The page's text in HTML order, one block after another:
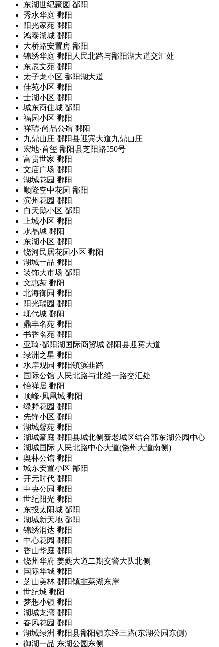
东湖世纪豪园 鄱阳
秀水华庭 鄱阳
阳光家苑 鄱阳
鸿泰湖城 鄱阳
大桥路安置房 鄱阳
锦绣华庭 鄱阳人民北路与鄱阳湖大道交汇处
东辰文苑 鄱阳
太子龙小区 鄱阳湖大道
佳苑小区 鄱阳
士湖小区 鄱阳
城东商住城 鄱阳
福园小区 鄱阳
祥瑞·尚品公馆 鄱阳
九鼎山庄 鄱阳县迎宾大道九鼎山庄
宏地·首玺 鄱阳县芝阳路350号
富贵世家 鄱阳
文庙广场 鄱阳
湖城花园 鄱阳
顺隆空中花园 鄱阳
滨州花园 鄱阳
白天鹅小区 鄱阳
上城小区 鄱阳
水晶城 鄱阳
东湖小区 鄱阳
饶河民居花园小区 鄱阳
湖城一品 鄱阳
装饰大市场 鄱阳
文惠苑 鄱阳
北海御园 鄱阳
阳光瑞园 鄱阳
现代城 鄱阳
鼎丰名苑 鄱阳
书香名苑 鄱阳
亚琦·鄱阳湖国际商贸城 鄱阳县迎宾大道
绿洲之星 鄱阳
水岸观园 鄱阳镇滨韭路
国际公馆 人民北路与北维一路交汇处
怡祥居 鄱阳
顶峰·凤凰城 鄱阳
绿野花园 鄱阳
先锋小区 鄱阳
湖城馨苑 鄱阳
湖城豪庭 鄱阳县城北侧新老城区结合部东湖公园中心
湖城国际 人民北路中心大道(饶州大道南侧)
奥林公馆 鄱阳
城东安置小区 鄱阳
开元时代 鄱阳
中央公园 鄱阳
世纪阳光 鄱阳
东投太阳城 鄱阳
湖城新天地 鄱阳
锦绣润达 鄱阳
中心花园 鄱阳
香山华庭 鄱阳
饶州华府 姜夔大道二期交警大队北侧
国际华城 鄱阳
芝山美林 鄱阳镇韭菜湖东岸
世纪城 鄱阳
梦想小镇 鄱阳
湖城龙湾 鄱阳
春风花园 鄱阳
湖城绿洲 鄱阳县鄱阳镇东经三路(东湖公园东侧)
御湖一品 东湖公园东侧